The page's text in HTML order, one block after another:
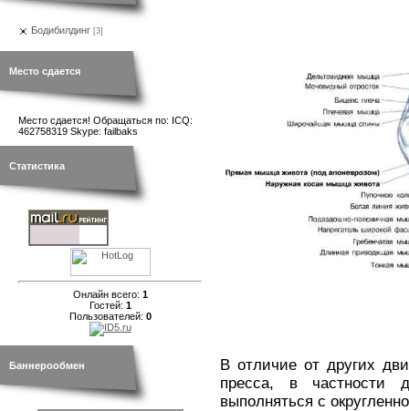
Бодибилдинг [3]
Место сдается
Место сдается! Обращаться по: ICQ:
462758319 Skype: failbaks
Статистика
Онлайн всего: 1
Гостей: 1
Пользователей: 0
Баннерообмен
В отличие от других
пресса, в частности
выполняться с